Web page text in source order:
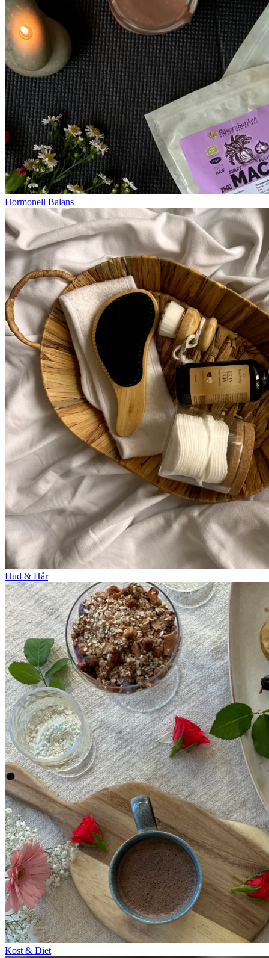
Hormonell Balans
Hud & Hår
Kost & Diet